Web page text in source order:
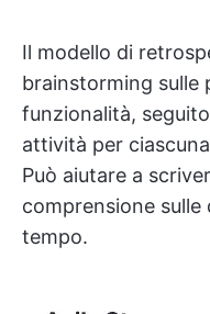
Il modello di
brainstorming sulle
funzionalità,
attività per
Può aiutare a
comprensione
tempo.